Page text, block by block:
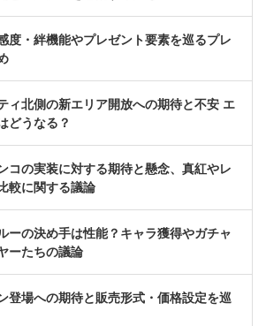
度・絆機能やプレゼント要素を巡るプレ
ィ北側の新エリア開放への期待と不安 エ
どうなる？
コの実装に対する期待と懸念、真紅やレ
較に関する議論
ーの決め手は性能？キャラ獲得やガチャ
ーたちの議論
登場への期待と販売形式・価格設定を巡